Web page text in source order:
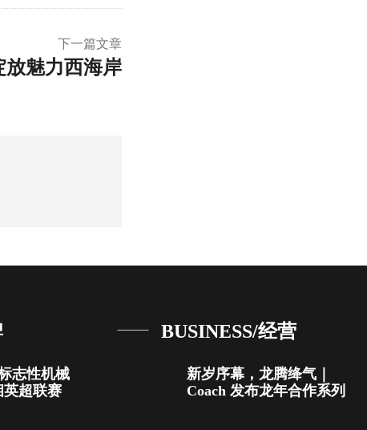
下一篇文章
放魅力西海岸
志性机械
英超联赛
BUSINESS/经营
新岁序幕，龙腾绛气｜
Coach 发布龙年合作系列